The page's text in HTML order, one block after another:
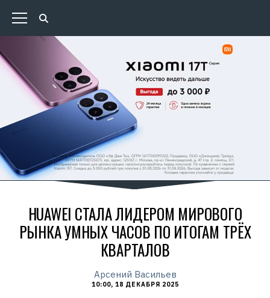
HUAWEI СТАЛА ЛИДЕРОМ МИРОВОГО
РЫНКА УМНЫХ ЧАСОВ ПО ИТОГАМ ТРЁХ
КВАРТАЛОВ
Арсений Васильев
10:00, 18 ДЕКАБРЯ 2025